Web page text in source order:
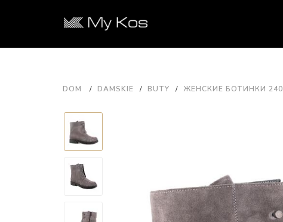
DOM DAMSKIE BUTY ЖЕНСКИЕ БОТИНКИ 240